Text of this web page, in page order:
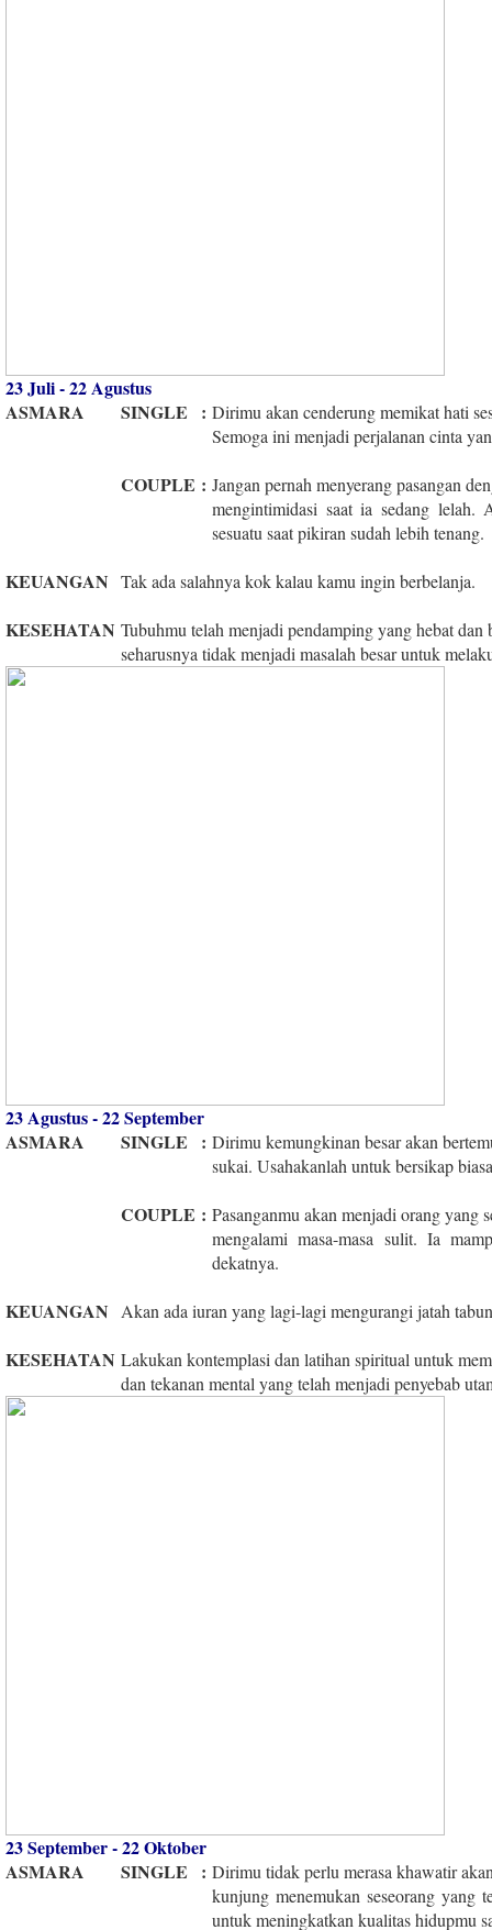
23 Juli - 22 Agustus
ASMARA
SINGLE : Dirimu akan cenderung memikat hati
Semoga ini menjadi perjalanan cinta
COUPLE : Jangan pernah menyerang pasangan
mengintimidasi saat ia sedang
sesuatu saat pikiran sudah lebih tenang.
KEUANGAN Tak ada salahnya kok kalau kamu ingin berbelanja.
KESEHATAN Tubuhmu telah menjadi pendamping yang hebat dan
seharusnya tidak menjadi masalah besar untuk
23 Agustus - 22 September
ASMARA
SINGLE : Dirimu kemungkinan besar akan
sukai. Usahakanlah untuk bersikap
COUPLE : Pasanganmu akan menjadi orang yang
mengalami masa-masa sulit. Ia
dekatnya.
KEUANGAN Akan ada iuran yang lagi-lagi mengurangi jatah
KESEHATAN Lakukan kontemplasi dan latihan spiritual untuk
dan tekanan mental yang telah menjadi penyebab
23 September - 22 Oktober
ASMARA
SINGLE : Dirimu tidak perlu merasa khawatir
kunjung menemukan seseorang
untuk meningkatkan kualitas hidupmu